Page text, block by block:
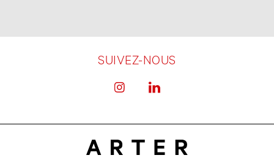
SUIVEZ-NOUS